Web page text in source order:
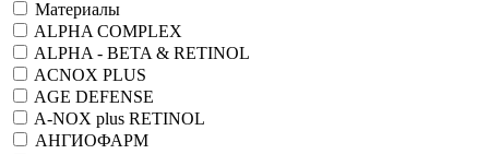
Материалы
ALPHA COMPLEX
ALPHA - BETA & RETINOL
ACNOX PLUS
AGE DEFENSE
A-NOX plus RETINOL
АНГИОФАРМ